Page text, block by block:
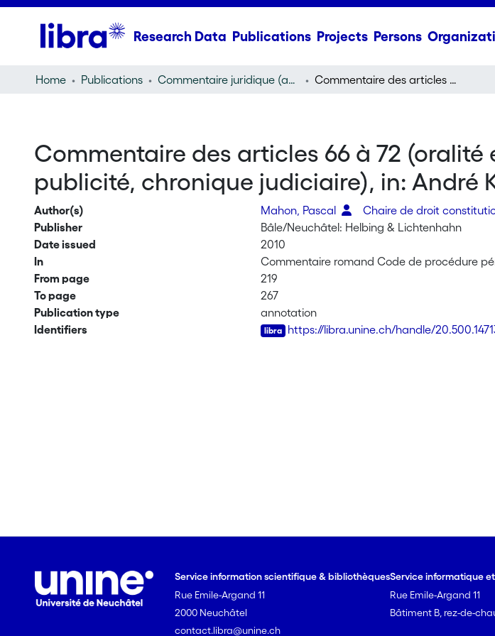
Research Data Publications Projects Persons
Home Publications Commentaire juridique (annotation) Commentaire des articles 66 à 72 (oralité et langue de la procédure, principe de publicité, chronique judiciaire), in: André Kuhn - Yvan Jeanneret (éd.)
Commentaire des articles 66 à 72
publicité, chronique judiciaire), in: André
Author(s) Mahon, Pascal
Chaire de droit
Publisher
Bâle/Neuchâtel: Helbing & Lichtenhahn
Date issued
2010
In
Commentaire romand Code de procédure
From page
219
To page
267
Publication type
annotation
Identifiers
https://libra.unine.ch/handle/
Service information scientifique & bibliothèques
Rue Emile-Argand 11
2000 Neuchâtel
contact.libra@unine.ch
Service informatique
Rue Emile-Argand 11
Bâtiment B, rez-de-